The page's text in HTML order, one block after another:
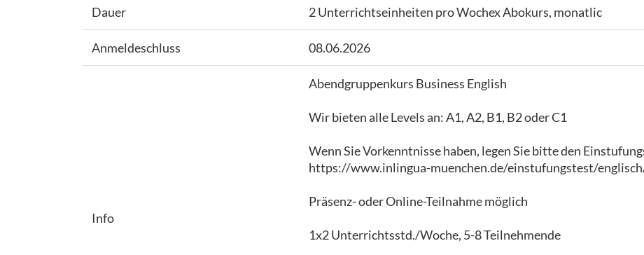
Dauer 2 Unterrichtseinheiten pro Wochex Abokurs, monatlic
Anmeldeschluss 08.06.2026
Info
Abendgruppenkurs Business English
Wir bieten alle Levels an: A1, A2, B1, B2 oder C1
Wenn Sie Vorkenntnisse haben, legen Sie bitte den
https://www.inlingua-muenchen.de/einstufungstest/
Präsenz- oder Online-Teilnahme möglich
1x2 Unterrichtsstd./Woche, 5-8 Teilnehmende